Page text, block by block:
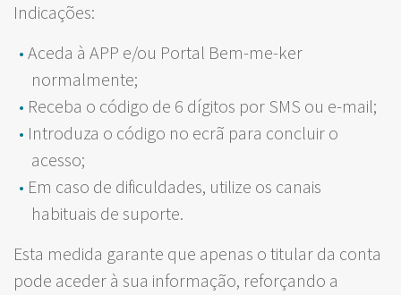
Indicações:
Aceda à APP e/ou Portal Bem-me-ker
normalmente;
Receba o código de 6 dígitos por SMS ou e-mail;
Introduza o código no ecrã para concluir o
acesso;
Em caso de dificuldades, utilize os canais
habituais de suporte.
Esta medida garante que apenas o titular da conta
pode aceder à sua informação, reforçando a